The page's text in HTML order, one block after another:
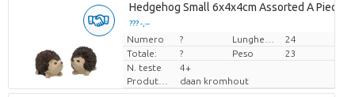
Hedgehog Small 6x4x4cm Assorted A Piece
??? -,--
Prezzo x uno
Numero ?
24
Totale:
? Peso
23
N. teste
4+
Produttore
daan kromhout